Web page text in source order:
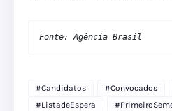
Fonte: Agência Brasil
#Candidatos #Convocados
#ListadeEspera